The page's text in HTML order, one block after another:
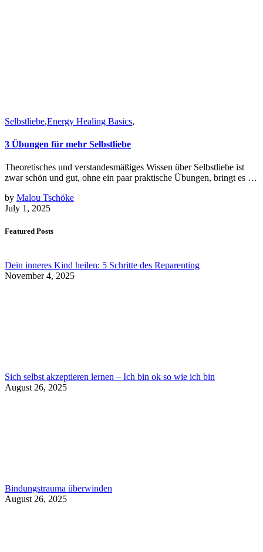
Selbstliebe,Energy Healing Basics,
3 Übungen für mehr Selbstliebe
Theoretisches und verstandesmäßiges Wissen über Selbstliebe ist
zwar schön und gut, ohne ein paar praktische Übungen, bringt es …
by Malou Tschöke
July 1, 2025
Featured Posts
Dein inneres Kind heilen: 5 Schritte des Reparenting
November 4, 2025
Sich selbst akzeptieren lernen – Ich bin ok so wie ich bin
August 26, 2025
Bindungstrauma überwinden
August 26, 2025